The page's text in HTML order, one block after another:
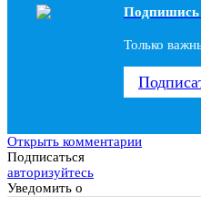
Подпишись
Только
Открыть комментарии
Подписаться
авторизуйтесь
Уведомить о